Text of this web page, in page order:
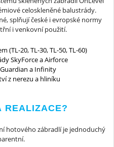
celoskleněné balustrády.
splňují české i evropské normy
i venkovní použití.
(TL-20, TL-30, TL-50, TL-60)
SkyForce a Airforce
a Infinity
z nerezu a hliníku
REALIZACE?
hotového zábradlí je jednoduchý